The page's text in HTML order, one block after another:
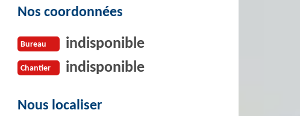
Nos coordonnées
Bureau indisponible
Chantier indisponible
Nous localiser